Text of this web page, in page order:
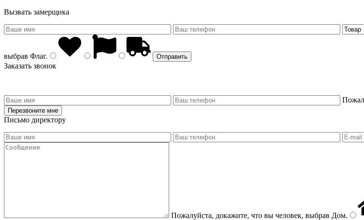
Вызвать замерщика
выбрав Флаг.
Заказать звонок
Письмо директору
Пожалуйста, докажите, что вы человек, выбрав Дом.